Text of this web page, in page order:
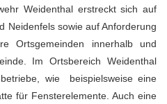
Weidenthal erstreckt sich auf
Neidenfels sowie auf Anforderung
Ortsgemeinden innerhalb und
Im Ortsbereich Weidenthal
wie beispielsweise eine
für Fensterelemente. Auch eine